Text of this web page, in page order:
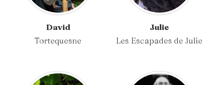
David
Tortequesne
Julie
Les Escapades de Julie